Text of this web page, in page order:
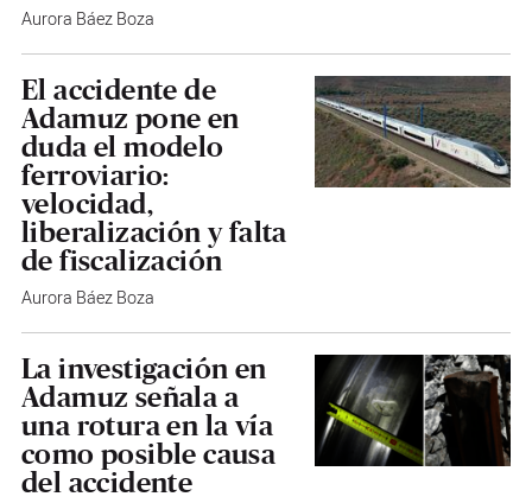
Aurora Báez Boza
El accidente de
Adamuz pone en
duda el modelo
ferroviario:
velocidad,
liberalización y falta
de fiscalización
Aurora Báez Boza
La investigación en
Adamuz señala a
una rotura en la vía
como posible causa
del accidente